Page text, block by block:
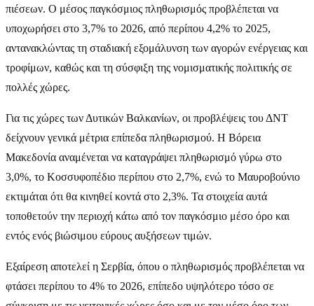
πιέσεων. Ο μέσος παγκόσμιος πληθωρισμός προβλέπεται να
υποχωρήσει στο 3,7% το 2026, από περίπου 4,2% το 2025,
αντανακλώντας τη σταδιακή εξομάλυνση των αγορών ενέργειας και
τροφίμων, καθώς και τη σύσφιξη της νομισματικής πολιτικής σε
πολλές χώρες.
Για τις χώρες των Δυτικών Βαλκανίων, οι προβλέψεις του ΔΝΤ
δείχνουν γενικά μέτρια επίπεδα πληθωρισμού. Η Βόρεια
Μακεδονία αναμένεται να καταγράψει πληθωρισμό γύρω στο
3,0%, το Κοσσυφοπέδιο περίπου στο 2,7%, ενώ το Μαυροβούνιο
εκτιμάται ότι θα κινηθεί κοντά στο 2,3%. Τα στοιχεία αυτά
τοποθετούν την περιοχή κάτω από τον παγκόσμιο μέσο όρο και
εντός ενός βιώσιμου εύρους αυξήσεων τιμών.
Εξαίρεση αποτελεί η Σερβία, όπου ο πληθωρισμός προβλέπεται να
φτάσει περίπου το 4% το 2026, επίπεδο υψηλότερο τόσο σε